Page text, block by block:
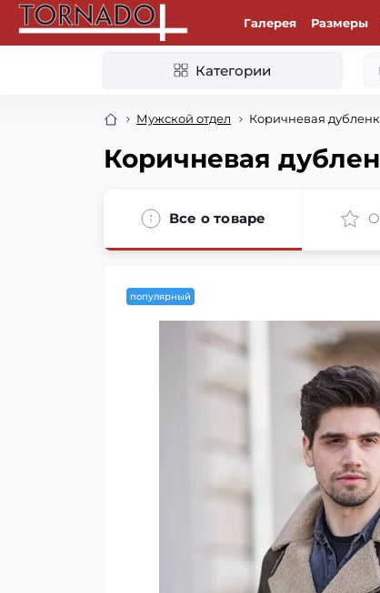
Галерея Размеры
Категории
Мужской отдел Коричневая
Коричневая
Все о товаре
популярный